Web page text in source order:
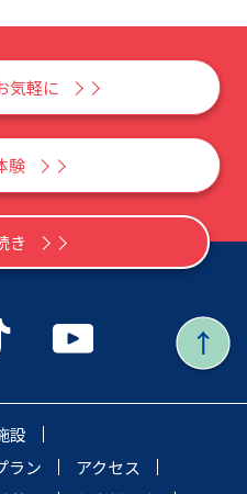
気軽に
験
き
設
ラン
アクセス